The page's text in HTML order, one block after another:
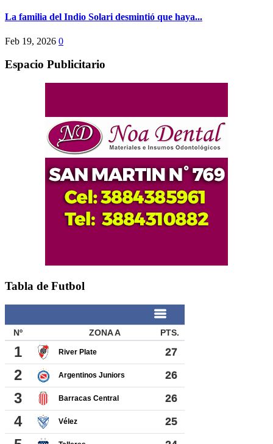
La familia del Indio Solari desmintió que haya...
Feb 19, 2026 0
Espacio Publicitario
Tabla de Futbol